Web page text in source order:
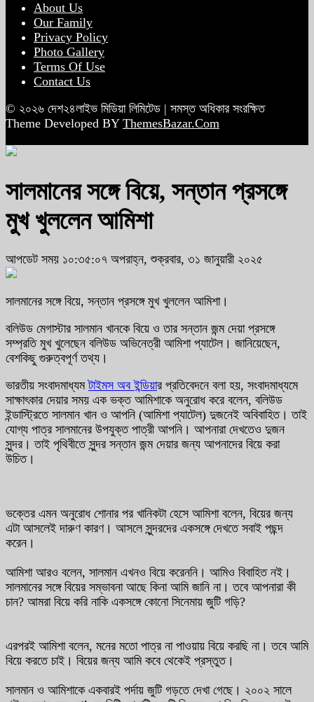
About Us
Our Family
Privacy Policy
Photo Gallery
Terms Of Use
Contact Us
© ২০২৬ দেশ২৪লাইভ মিডিয়া লিমিটেড | সমস্ত অধিকার সংরক্ষিত
Theme Developed BY ThemesBazar.Com
সালমানের সঙ্গে বিয়ে, সন্তান প্রসঙ্গে
মুখ খুললেন আমিশা
আপডেট সময় ১০:৩৫:০৭ অপরাহ্ন, শুক্রবার, ৩১ জানুয়ারী ২০২৫
সালমানের সঙ্গে বিয়ে, সন্তান প্রসঙ্গে মুখ খুললেন আমিশা।
বলিউড মেগাস্টার সালমান খানকে বিয়ে ও তার সন্তান জন্ম দেয়া প্রসঙ্গে
সম্প্রতি মুখ খুলেছেন বলিউড অভিনেত্রী আমিশা প্যাটেল। জানিয়েছেন,
বেশকিছু গুরুত্বপূর্ণ তথ্য।
ভারতীয় সংবাদমাধ্যমটাইমস অব ইন্ডিয়ার প্রতিবেদনে বলা হয়, সংবাদমাধ্যমে
সাক্ষাৎকার দেয়ার সময় এক ভক্ত আমিশাকে অনুরোধ করে বলেন, বলিউড
ইন্ডাস্ট্রিতে সালমান খান ও আপনি (আমিশা প্যাটেল) দুজনেই অবিবাহিত। তাই
যোগ্য পাত্র সালমানের উপযুক্ত পাত্রী আপনি। আপনারা দেখতেও দুজন
সুন্দর। তাই পৃথিবীতে সুন্দর সন্তান জন্ম দেয়ার জন্য আপনাদের বিয়ে করা
উচিত।
ভক্তের এমন অনুরোধ শোনার পর খানিকটা হেসে আমিশা বলেন, বিয়ের জন্য
এটা আসলেই দারুণ কারণ। আসলে সুন্দরদের একসঙ্গে দেখতে সবাই পছন্দ
করেন।
আমিশা আরও বলেন, সালমান এখনও বিয়ে করেননি। আমিও বিবাহিত নই।
সালমানের সঙ্গে বিয়ের সম্ভাবনা আছে কিনা আমি জানি না। তবে আপনারা কী
চান? আমরা বিয়ে করি নাকি একসঙ্গে কোনো সিনেমায় জুটি গড়ি?
এরপরই আমিশা বলেন, মনের মতো পাত্র না পাওয়ায় বিয়ে করছি না। তবে আমি
বিয়ে করতে চাই। বিয়ের জন্য আমি কবে থেকেই প্রস্তুত।
সালমান ও আমিশাকে একবারই পর্দায় জুটি গড়তে দেখা গেছে। ২০০২ সালে